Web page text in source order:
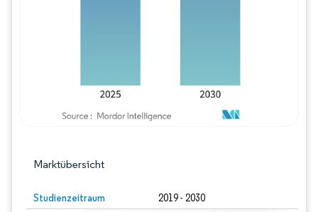
Marktübersicht
Studienzeitraum 2019 - 2030